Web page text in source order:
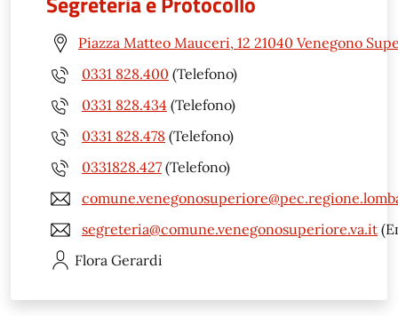
Piazza Matteo Mauceri, 12 21040 Venegono
0331 828.400 (Telefono)
0331 828.434 (Telefono)
0331 828.478 (Telefono)
0331828.427 (Telefono)
segreteria@comune.venegonosuperiore.va.it
Flora Gerardi